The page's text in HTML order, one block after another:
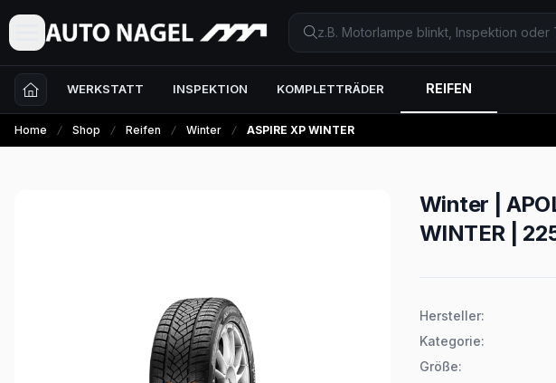
WERKSTATT INSPEKTION KOMPLETTRÄDER REIFEN
Home Shop Reifen Winter ASPIRE XP WINTER
Winter |
WINTER |
Hersteller:
Kategorie:
Größe: